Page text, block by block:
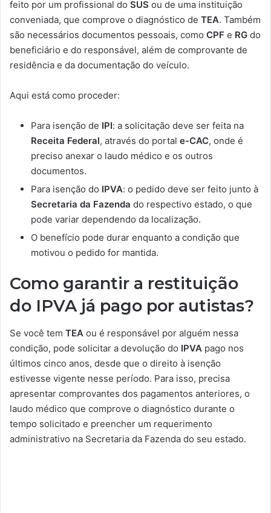
feito por um profissional do SUS ou de uma instituição
conveniada, que comprove o diagnóstico de TEA. Também
são necessários documentos pessoais, como CPF e RG do
beneficiário e do responsável, além de comprovante de
residência e da documentação do veículo.
Aqui está como proceder:
Para isenção de IPI: a solicitação deve ser feita na
Receita Federal, através do portal e-CAC, onde é
preciso anexar o laudo médico e os outros
documentos.
Para isenção do IPVA: o pedido deve ser feito junto à
Secretaria da Fazenda do respectivo estado, o que
pode variar dependendo da localização.
O benefício pode durar enquanto a condição que
motivou o pedido for mantida.
Como garantir a restituição
do IPVA já pago por autistas?
Se você tem TEA ou é responsável por alguém nessa
condição, pode solicitar a devolução do IPVA pago nos
últimos cinco anos, desde que o direito à isenção
estivesse vigente nesse período. Para isso, precisa
apresentar comprovantes dos pagamentos anteriores, o
laudo médico que comprove o diagnóstico durante o
tempo solicitado e preencher um requerimento
administrativo na Secretaria da Fazenda do seu estado.